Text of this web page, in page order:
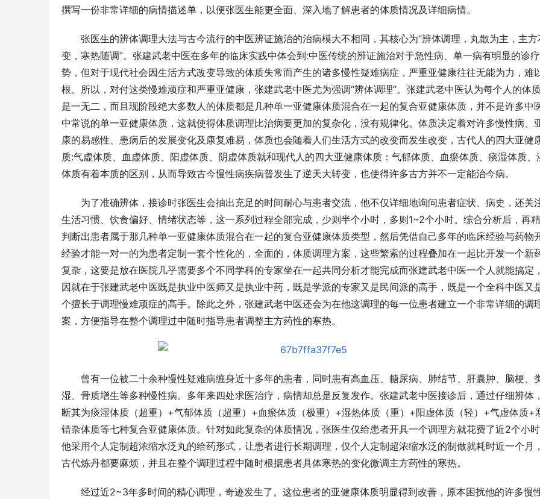
撰写一份非常详细的病情描述单，以便张医生能更全面、深入地了解患者的体质情况及详细病情。
张医生的辨体调理大法与古今流行的中医辨证施治的治病模大不相同，其核心为“辨体调理，丸散为主，主方
变，寒热随调”。张建武老中医在多年的临床实践中体会到:中医传统的辨证施治对于急性病、单一病有明显的诊
势，但对于现代社会因生活方式改变导致的体质失常而产生的诸多慢性疑难病症，严重亚健康往往无能为力，难
根。所以，对付这类慢难顽症和严重亚健康，张建武老中医尤为强调“辨体调理”。张建武老中医认为每个人的体
是一无二，而且现阶段绝大多数人的体质都是几种单一亚健康体质混合在一起的复合亚健康体质，并不是许多中
中常说的单一亚健康体质，这就使得体质调理比治病要更加的复杂化，没有规律化。体质决定着对许多慢性病、
康的易感性、患病后的发展变化及康复难易，体质也会随着人们生活方式的改变而发生改变，古代人的四大亚健
质:气虚体质、血虚体质、阳虚体质、阴虚体质就和现代人的四大亚健康体质：气郁体质、血瘀体质、痰湿体质、
体质有着本质的区别，从而导致古今慢性病疾病普发生了逆天大转变，也使得许多古方并不一定能治今病。
为了准确辨体，接诊时张医生会抽出充足的时间耐心与患者交流，他不仅详细地询问患者症状、病史，还关
生活习惯、饮食偏好、情绪状态等，这一系列过程全部完成，少则半个小时，多则1~2个小时。综合分析后，再
判断出患者属于那几种单一亚健康体质混合在一起的复合亚健康体质类型，然后凭借自己多年的临床经验与药物
经验才能一对一的为患者定制一套个性化的，全面的，体质调理方案，这些繁索的过程叠加在一起比开发一个新
复杂，这要是放在医院几乎需要多个不同学科的专家坐在一起共同分析才能完成而张建武老中医一个人就能搞定
因就在于张建武老中医既是执业中医师又是执业中药，既是学派的专家又是民间派的高手，既是一个全科中医又
个擅长于调理慢难顽症的高手。除此之外，张建武老中医还会为在他这调理的每一位患者建立一个非常详细的调
案，方便指导在整个调理过中随时指导患者调整主方药性的寒热。
曾有一位被二十余种慢性疑难病缠身近十多年的患者，同时患有高血压、糖尿病、肺结节、肝囊肿、脑梗、
湿、骨质增生等多种慢性病。多年来四处求医治疗，病情却总是反复发作。张建武老中医接诊后，通过仔细辨体
断其为痰湿体质（超重）+气郁体质（超重）+血瘀体质（极重）+湿热体质（重）+阳虚体质（轻）+气虚体质+
错杂体质等七种复合亚健康体质。针对如此复杂的体质情况，张医生仅给患者开具一个调理方就花费了近2个小时
他采用个人定制超浓缩水泛丸的给药形式，让患者进行长期调理，仅个人定制超浓缩水泛的制做就耗时近一个月
古代炼丹都要麻烦，并且在整个调理过程中随时根据患者具体寒热的变化微调主方药性的寒热。
经过近2~3年多时间的精心调理，奇迹发生了。这位患者的亚健康体质明显得到改善，原本困扰他的许多慢
热度不减，齐迹再续中秋！任贤齐太原站售
罄后再加9月25/26日两场
阿杜酒城依托微信生态，开启酒水数字化消
费新体验
德昌网跃川优选：以品质甄选与数
新，打造微信电商消费新体验